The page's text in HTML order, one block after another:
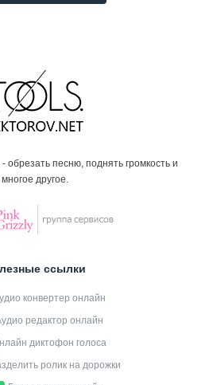
обрезать песню, поднять громкость и
многое другое.
ссылки
конвертер онлайн
редактор онлайн
диктофон голоса
ролик на дорожки